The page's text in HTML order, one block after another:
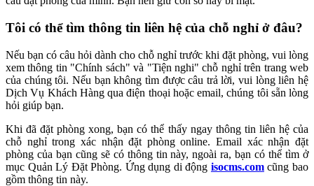
Tôi có thể tìm thông tin liên hệ của chỗ nghỉ ở đâu?
Nếu bạn có câu hỏi dành cho chỗ nghỉ trước khi đặt phòng, vui lòng
xem thông tin "Chính sách" và "Tiện nghi" chỗ nghỉ trên trang web
của chúng tôi. Nếu bạn không tìm được câu trả lời, vui lòng liên hệ
Dịch Vụ Khách Hàng qua điện thoại hoặc email, chúng tôi sẵn lòng
hỏi giúp bạn.
Khi đã đặt phòng xong, bạn có thể thấy ngay thông tin liên hệ của
chỗ nghỉ trong xác nhận đặt phòng online. Email xác nhận đặt
phòng của bạn cũng sẽ có thông tin này, ngoài ra, bạn có thể tìm ở
mục Quản Lý Đặt Phòng. Ứng dụng di động isocms.comcũng bao
gồm thông tin này.